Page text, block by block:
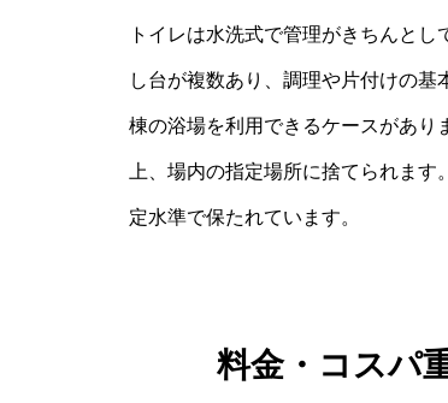
トイレは水洗式で管理がきちんと
し台が複数あり、調理や片付けの
棟の浴場を利用できるケースがあり
上、場内の指定場所に捨てられま
定水準で保たれています。
料金・コスパ